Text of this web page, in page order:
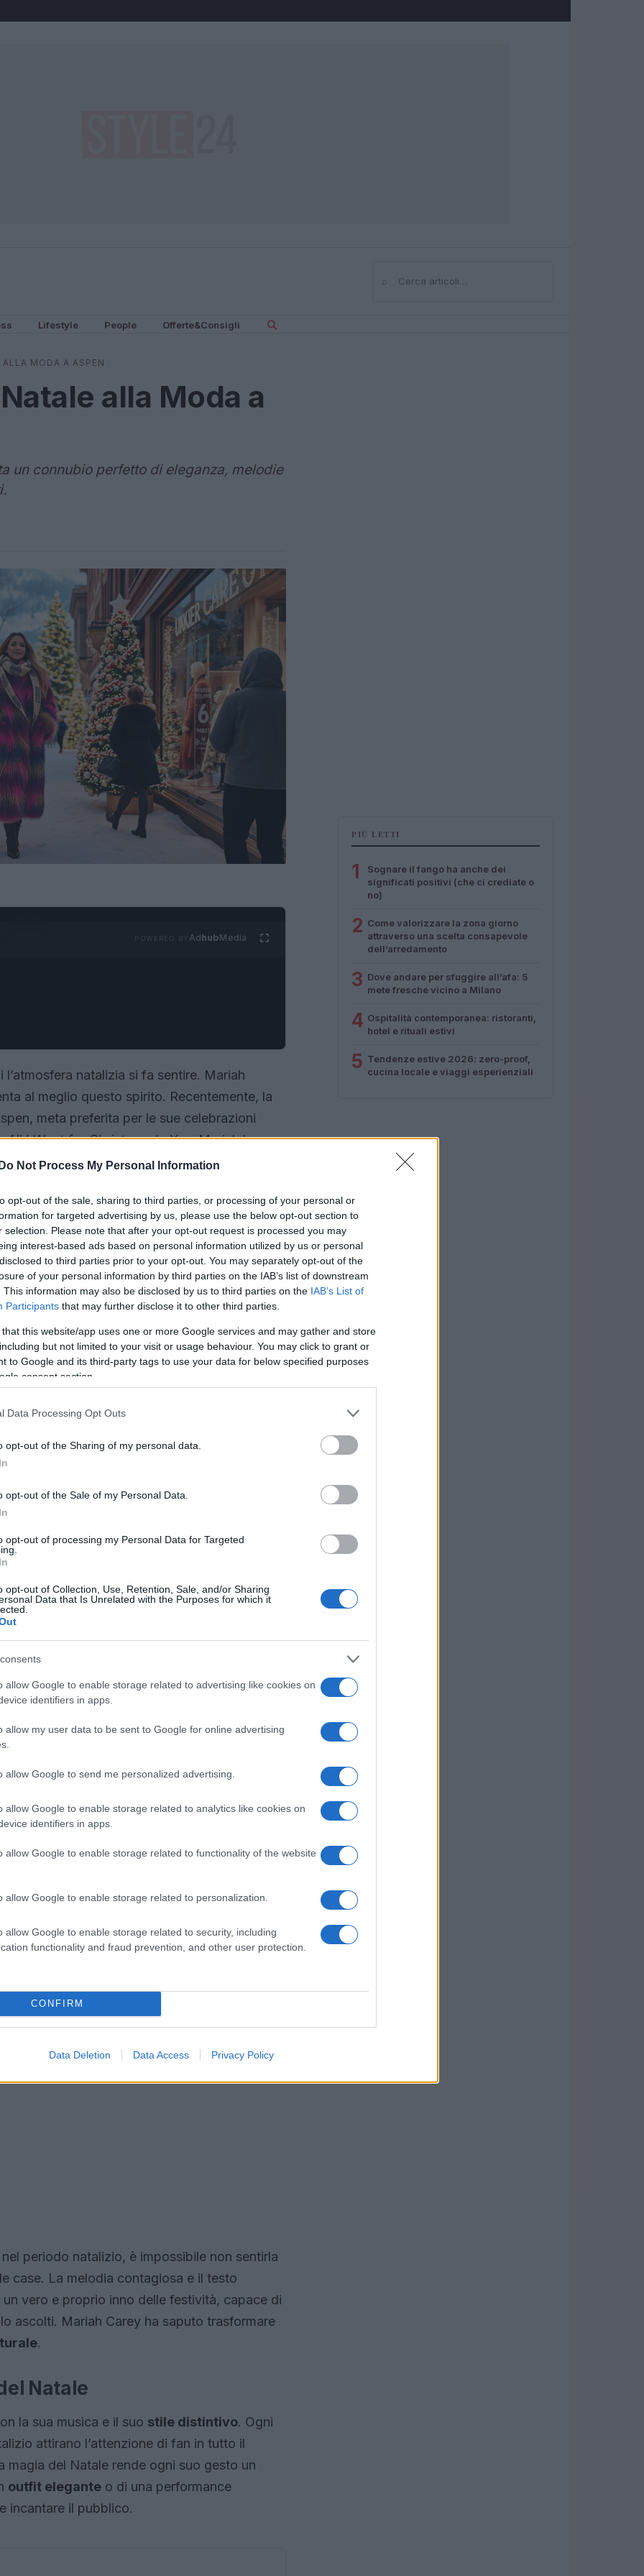
Do Not Process My Personal Information
opt-out of the sale, sharing to third parties, or processing of your personal or
for targeted advertising by us, please use the below opt-out section to
selection. Please note that after your opt-out request is processed you may
interest-based ads based on personal information utilized by us or personal
to third parties prior to your opt-out. You may separately opt-out of the
of your personal information by third parties on the IAB’s list of downstream
This information may also be disclosed by us to third parties on the IAB’s List of
Participants that may further disclose it to other third parties.
that this website/app uses one or more Google services and may gather and store
but not limited to your visit or usage behaviour. You may click to grant or
to Google and its third-party tags to use your data for below specified purposes
consent section.
Data Processing Opt Outs
opt-out of the Sharing of my personal data.
opt-out of the Sale of my Personal Data.
opt-out of processing my Personal Data for Targeted
opt-out of Collection, Use, Retention, Sale, and/or Sharing
Data that Is Unrelated with the Purposes for which it
allow Google to enable storage related to advertising like cookies on
identifiers in apps.
allow my user data to be sent to Google for online advertising
allow Google to send me personalized advertising.
allow Google to enable storage related to analytics like cookies on
identifiers in apps.
allow Google to enable storage related to functionality of the website
allow Google to enable storage related to personalization.
allow Google to enable storage related to security, including
functionality and fraud prevention, and other user protection.
CONFIRM
Data Deletion Data Access Privacy Policy
⌕Cerca
Lifestyle People Offerte&Consigli
MODA A ASPEN
alla Moda a
un connubio perfetto di eleganza, melodie
AdhubMedia
natalizia si fa sentire. Mariah
al meglio questo spirito. Recentemente, la
meta preferita per le sue celebrazioni
All I Want for Christmas Is You, Mariah ha
stravaganti e alla moda.
lusso
allo shopping, visitando le boutique più
la moda si riflette nelle scelte audaci e
dei più rinomati stilisti, ha saputo unire il
è stato un poncho firmatoFendi,
diGucci
è stato studiato per esprimere unstile
cantante di successo, ma anche un’icona di
come il Natale possa essere celebrato con
è indissolubilmente legato alla musica. La sua
, continua a dominare le classifiche,
eccellenza. Quest’anno, ha raggiunto un
posizione nellaBillboard Hot 100per ben
di 19 settimane detenuto da altri artisti.
periodo natalizio, è impossibile non sentirla
case. La melodia contagiosa e il testo
vero e proprio inno delle festività, capace di
ascolti. Mariah Carey ha saputo trasformare
.
Natale
la sua musica e il suo stile distintivo. Ogni
attirano l’attenzione di fan in tutto il
magia del Natale rende ogni suo gesto un
outfit elegante o di una performance
incantare il pubblico.
PIÙ LETTI
1
Sognare il fango ha anche dei
significati positivi (che ci crediate o
no)
2 Come valorizzare la zona giorno
attraverso una scelta consapevole
dell’arredamento
3 Dove andare per sfuggire all’afa: 5
mete fresche vicino a Milano
4 Ospitalità contemporanea: ristoranti,
hotel e rituali estivi
5 Tendenze estive 2026: zero-proof,
cucina locale e viaggi esperienziali